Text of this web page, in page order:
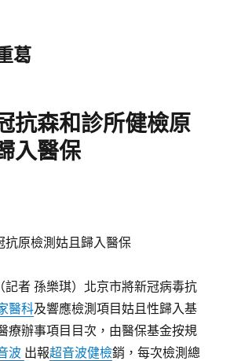
葛
抗森和診所健檢原
入醫保
原檢測姑且歸入醫保
者 孫樂琪）北京市將新冠病毒抗
醫科及響應檢測項目姑且性歸入基
療辦事項目目次，由醫保基金按規
波 出報超音波健檢銷，每次檢測總